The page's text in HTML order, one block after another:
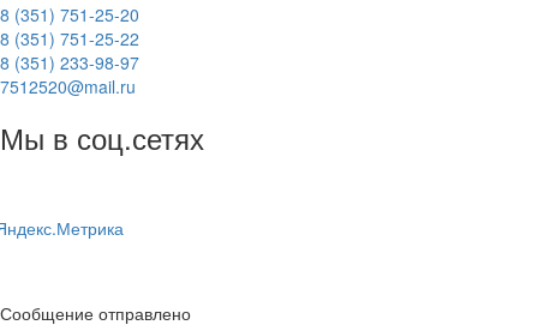
8 (351) 751-25-20
8 (351) 751-25-22
8 (351) 233-98-97
7512520@mail.ru
Мы в соц.сетях
Сообщение отправлено